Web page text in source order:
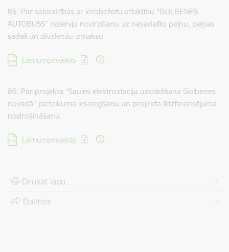
85. Par sabiedrības ar ierobežotu atbildību “GULBENES
AUTOBUSS” rezervju novirzīšanu uz nesadalīto peļņu, peļņas
sadali un dividenžu izmaksu
Lejupielādēt:
Lēmumprojekts
86. Par projekta “Saules elektrostaciju uzstādīšana Gulbenes
novadā” pieteikuma iesniegšanu un projekta līdzfinansējuma
nodrošināšanu
Lejupielādēt:
Lēmumprojekts
Drukāt lapu
Dalīties